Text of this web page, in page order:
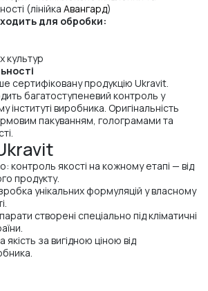
(лінійка Авангард)
для обробки:
культур
сертифіковану продукцію Ukravit.
багатоступеневий контроль у
інституті виробника. Оригінальність
пакуванням, голограмами та
контроль якості на кожному етапі — від
продукту.
унікальних формуляцій у власному
створені спеціально під кліматичні
якість за вигідною ціною від